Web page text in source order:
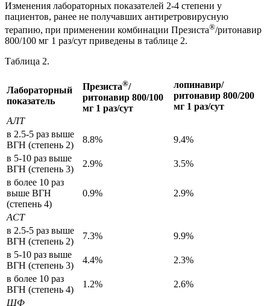
Изменения лабораторных показателей 2-4 степени у
пациентов, ранее не получавших антиретровирусную
терапию, при применении комбинации Презиста®/ритонавир
800/100 мг 1 раз/сут приведены в таблице 2.
Таблица 2.
Лабораторный
показатель
Презиста®/
ритонавир 800/100
мг 1 раз/сут
лопинавир/
ритонавир 800/200
мг 1 раз/сут
АЛТ
в 2.5-5 раз выше
ВГН (степень 2)
8.8%
9.4%
в 5-10 раз выше
ВГН (степень 3)
2.9%
3.5%
в более 10 раз
выше ВГН
(степень 4)
0.9% 2.9%
АСТ
в 2.5-5 раз выше
ВГН (степень 2)
7.3%
9.9%
в 5-10 раз выше
ВГН (степень 3)
4.4%
2.3%
в более 10 раз
ВГН (степень 4)
1.2%
2.6%
ЩФ